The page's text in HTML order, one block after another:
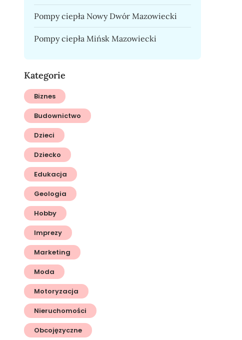
Pompy ciepła Nowy Dwór Mazowiecki
Pompy ciepła Mińsk Mazowiecki
Kategorie
Biznes
Budownictwo
Dzieci
Dziecko
Edukacja
Geologia
Hobby
Imprezy
Marketing
Moda
Motoryzacja
Nieruchomości
Obcojęzyczne